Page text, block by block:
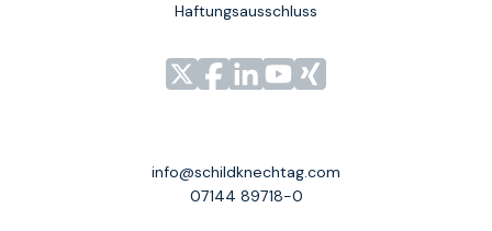
Haftungsausschluss
Link
Profil
bei
Link
Profil
bei
Link
Profil
bei
Link
Profil
bei
Link
Profil
info@schildknechtag.com
07144 89718-0